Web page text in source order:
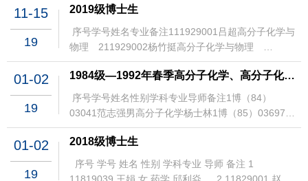
2812429028胡佳燕女高分子材料2912429029顾超源
3112429031荆锡卓男高分子材料3212429032黎成锋
男高分子材料3312429033邓晨泽女高分子材料
3412429034董杰男高分子材料3512429035陈慧君女
高分子材料3612429036田华男高分子材料
3712429037朱骜男高分子材料3812429038王诗雅女
高分子材料3912429039方成骏男高分子材料
4012429040朱海男高分子材料4112429041方诗雨女
高分子材料4212429042张皓然女高分子材料
男高分子材料4512429045夏久洁男高分子材料
料 2412329024白慧颖女材料与化工 2512329025连
梦影女材料与化工 2612329026郑以诺男高分子材
料 2712329027方艺洁女高分子材料 2812329028施
淞瀚男高分子化学与物理 2912329029李睿一男高分
子化学与物理 3012329030温欣灵女高分子材
明涛男材料与化工 3312329033孔一博女高分子材
料 3412329034温永坚男高分子材料 3512329035董
媛女高分子材料 3612329036吴天昊男高分子化学与
物理 3712329037钟先强男高分子材料 3812329038
潘怡女材料与化工 3912329039张舒女高分子材
料 4012329040黄梓懿女高分子材料 4112329041陈
理 1612229016郭馨宇女高分子化学与物
理 1712229017钱梓钊男高分子化学与物
理 1812229018沈宸玮男高分子化学与物
理 1912229019颜蕊女高分子化学与物
理 2012229020葛晨栋男高分子化学与物
理 2112229021熊睿彦男高分子化学与物
理 2212229022岳昕辰男高分子化学与物
理 2312229023郭文琦男高分子化学与物
理 2412229024田懿女高分子化学与物
理 2612229026罗邦悦女高分子化学与物
理 912129009李浩南男高分子化学与物
理 1112129011钟欣珂女高分子材料 1212129012吴
昊天男高分子材料 1312129013赵顺杰男高分子材
萌女高分子材料 1612129016蒿兴鹏男高分子材
料 1712129017陈方晓男高分子材料 1812129018闻
天骄男高分子材料 1912129019施炫宇男高分子材
料 2012129020吴宇晖男高分子化学与物
理 2112129021王欣茹女高分子化学与物
理 2212129022张祎玮女高分子化学与物
理 2312129023林婉婷女高分子化学与物
工 512029005余博识男材料与化工 612029006翟梓
合女高分子材料 712029007陈晓辉男高分子材
料 812029008刘浩燃男高分子材料 912029009李雪
料 1112029011杨富麟女高分子材料 1212029012钟
子材料 1412029014李志云男高分子材
料 1512029015赖钰娴女高分子化学与物
理 1712029017盛秋月女高分子化学与物
理 1812029018付萍女高分子化学与物
理 1912029019耿晓维女高分子化学与物
11-15
19
2019级博士生
序号学号姓名专业备注111929001吕超高分子化学与
物理 211929002杨竹挺高分子化学与物理
311929003刘肖予高分子化学与物理 411929004张
瑶瑶高分子化学与物理 511929005路景驭高分子化
学与物理 611929006蔡秋泉高分子化学与物理
711929007刘志玺高分子材料 811929008高��高
1011929010李欣芳高分子材料 1111929011虞海超
1311929013曹敏高分子化学与物理 1411929014罗
01-02
19
1984级―1992年春季高分子化学、高分子化学与物理方向博士生
序号学号姓名性别学科专业导师备注1博（84）
03041范志强男高分子化学杨士林1博（85）03697孙
放男高分子化学杨士林2博（85）03698陈忠心男高分
子化学沈之荃1春博（87）03002吴健女高分子化学沈
之荃2春博（87）03003宋碧海男高分子化学杨士林1
博8803551徐志康男高分子化学杨士林1博8903526董
01-02
19
2018级博士生